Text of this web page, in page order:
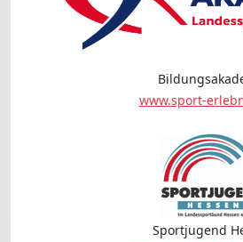
www.sport-
Sportjugend